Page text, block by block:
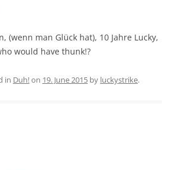
(wenn man Glück hat), 10 Jahre Lucky,
would have thunk!?
in Duh!on 19. June 2015 by luckystrike.